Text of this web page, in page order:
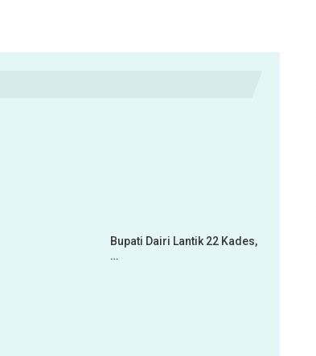
Bupati Dairi Lantik 22 Kades,
…